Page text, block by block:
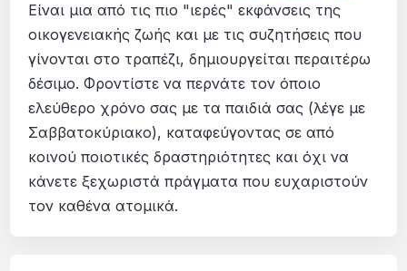
Είναι μια από τις πιο "ιερές" εκφάνσεις της
οικογενειακής ζωής και με τις συζητήσεις που
γίνονται στο τραπέζι, δημιουργείται περαιτέρω
δέσιμο. Φροντίστε να περνάτε τον όποιο
ελεύθερο χρόνο σας με τα παιδιά σας (λέγε με
Σαββατοκύριακο), καταφεύγοντας σε από
κοινού ποιοτικές δραστηριότητες και όχι να
κάνετε ξεχωριστά πράγματα που ευχαριστούν
τον καθένα ατομικά.